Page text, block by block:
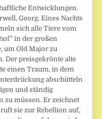
Entwicklungen.
Georg. Eines Nachts
sich alle Tiere vom
in der großen
um Old Major zu
Der preisgekrönte alte
einen Traum, in dem
abschütteln
und ständig
zu müssen. Er zeichnet
sie zur Rebellion auf,